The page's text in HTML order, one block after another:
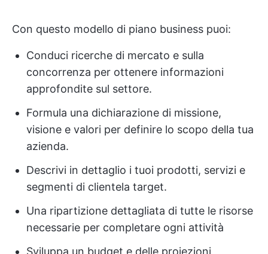
Con questo modello di piano business puoi:
Conduci ricerche di mercato e sulla
concorrenza per ottenere informazioni
approfondite sul settore.
Formula una dichiarazione di missione,
visione e valori per definire lo scopo della tua
azienda.
Descrivi in dettaglio i tuoi prodotti, servizi e
segmenti di clientela target.
Una ripartizione dettagliata di tutte le risorse
necessarie per completare ogni attività
Sviluppa un budget e delle proiezioni